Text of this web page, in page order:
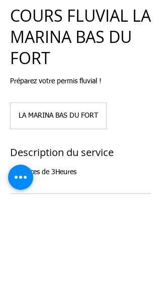
COURS FLUVIAL LA
MARINA BAS DU
FORT
Préparez votre permis fluvial !
LA MARINA BAS DU FORT
Description du service
2 séances de 3Heures